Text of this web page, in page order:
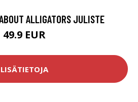
ALLIGATORS JULISTE
49.9 EUR
LISÄTIETOJA